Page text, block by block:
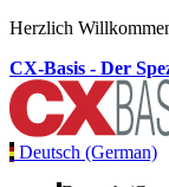
Herzlich
CX-Basis - Der
Deutsch (German)